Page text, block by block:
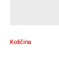
Količina